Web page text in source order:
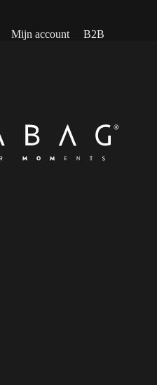
Mijn account B2B